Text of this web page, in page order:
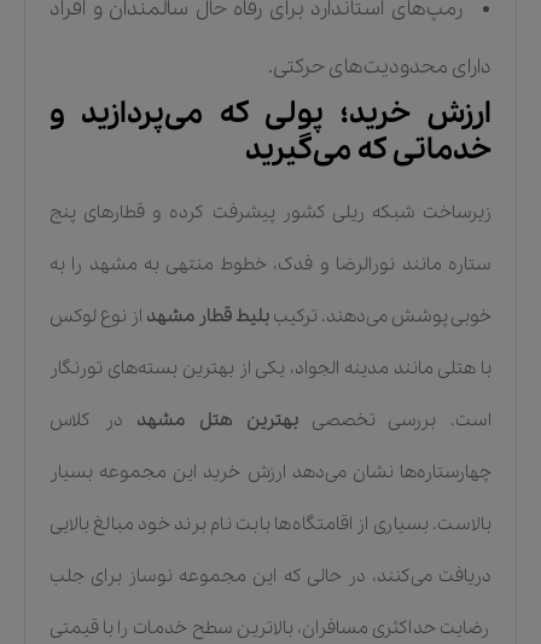
رمپ‌های استاندارد برای رفاه حال سالمندان و افراد
دارای محدودیت‌های حرکتی.
ارزش خرید؛ پولی که می‌پردازید و
خدماتی که می‌گیرید
زیرساخت شبکه ریلی کشور پیشرفت کرده و قطارهای پنج
ستاره مانند نورالرضا و فدک، خطوط منتهی به مشهد را به
خوبی پوشش می‌دهند. ترکیب بلیط قطار مشهد از نوع لوکس
با هتلی مانند مدینه الجواد، یکی از بهترین بسته‌های تورنگار
است. بررسی تخصصیبهترین هتل مشهد در کلاس
چهارستاره‌ها نشان می‌دهد ارزش خرید این مجموعه بسیار
بالاست. بسیاری از اقامتگاه‌ها بابت نام برند خود مبالغ بالایی
دریافت می‌کنند، در حالی که این مجموعه نوساز برای جلب
رضایت حداکثری مسافران، بالاترین سطح خدمات را با قیمتی